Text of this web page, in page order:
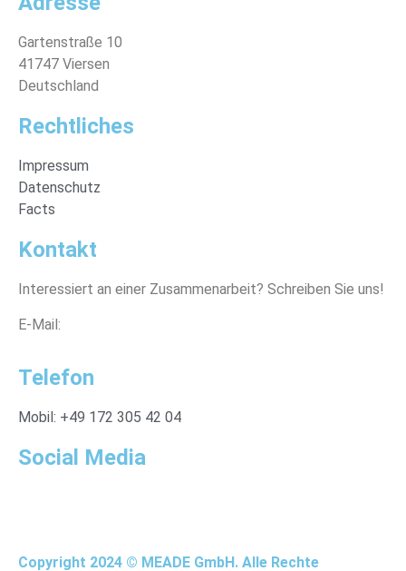
Gartenstraße 10
41747 Viersen
Deutschland
Rechtliches
Impressum
Datenschutz
Facts
Kontakt
Interessiert an einer Zusammenarbeit? Schreiben Sie uns!
E-Mail:
Telefon
Mobil: +49 172 305 42 04
Social Media
Copyright 2024 © MEADE GmbH. Alle Rechte